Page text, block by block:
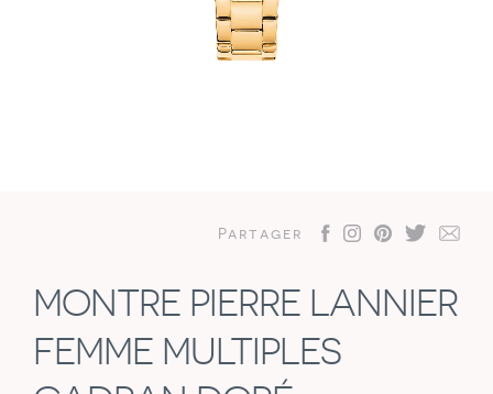
Partager
MONTRE PIERRE LANNIER
FEMME MULTIPLES